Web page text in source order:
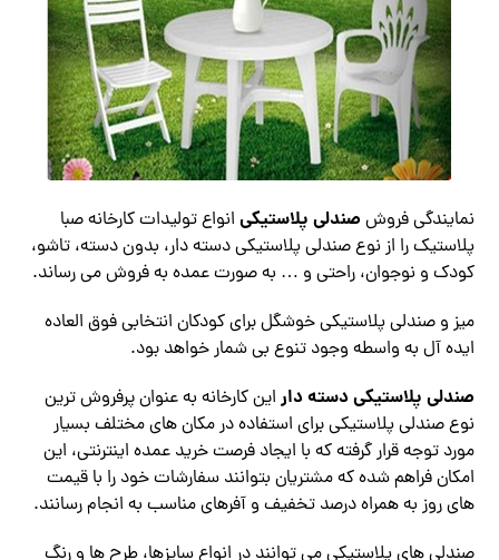
نمایندگی فروش صندلی پلاستیکی انواع تولیدات کارخانه صبا
پلاستیک را از نوع صندلی پلاستیکی دسته دار، بدون دسته، تاشو،
کودک و نوجوان، راحتی و … به صورت عمده به فروش می رساند.
میز و صندلی پلاستیکی خوشگل برای کودکان انتخابی فوق العاده
ایده آل به واسطه وجود تنوع بی شمار خواهد بود.
صندلی پلاستیکی دسته دار این کارخانه به عنوان پرفروش ترین
نوع صندلی پلاستیکی برای استفاده در مکان های مختلف بسیار
مورد توجه قرار گرفته که با ایجاد فرصت خرید عمده اینترنتی، این
امکان فراهم شده که مشتریان بتوانند سفارشات خود را با قیمت
های روز به همراه درصد تخفیف و آفرهای مناسب به انجام رسانند.
صندلی های پلاستیکی می توانند در انواع سایزها، طرح ها و رنگ